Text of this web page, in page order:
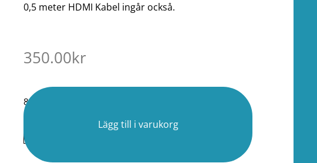
0,5 meter HDMI Kabel ingår också.
350.00kr
8 i lager
Lägg till i varukorg